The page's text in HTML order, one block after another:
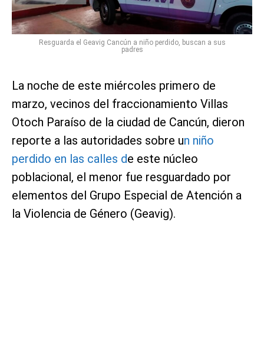
Resguarda el Geavig Cancún a niño perdido, buscan a sus
padres
La noche de este miércoles primero de
marzo, vecinos del fraccionamiento Villas
Otoch Paraíso de la ciudad de Cancún, dieron
reporte a las autoridades sobre un niño
perdido en las calles de este núcleo
poblacional, el menor fue resguardado por
elementos del Grupo Especial de Atención a
la Violencia de Género (Geavig).